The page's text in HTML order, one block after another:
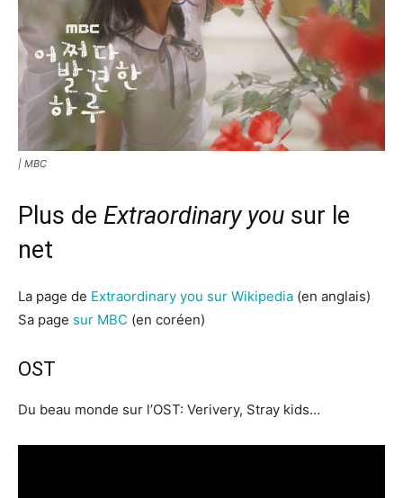
| MBC
Plus de Extraordinary you sur le
net
La page de Extraordinary you sur Wikipedia (en anglais)
Sa page sur MBC (en coréen)
OST
Du beau monde sur l’OST: Verivery, Stray kids…